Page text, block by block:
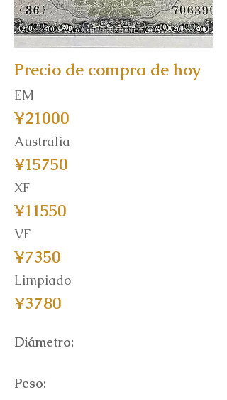
Precio de compra de hoy
EM
¥21000
Australia
¥15750
XF
¥11550
VF
¥7350
Limpiado
¥3780
Diámetro:
Peso: